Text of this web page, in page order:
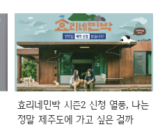
효리네민박 시즌2 신청 열풍, 나는
정말 제주도에 가고 싶은 걸까